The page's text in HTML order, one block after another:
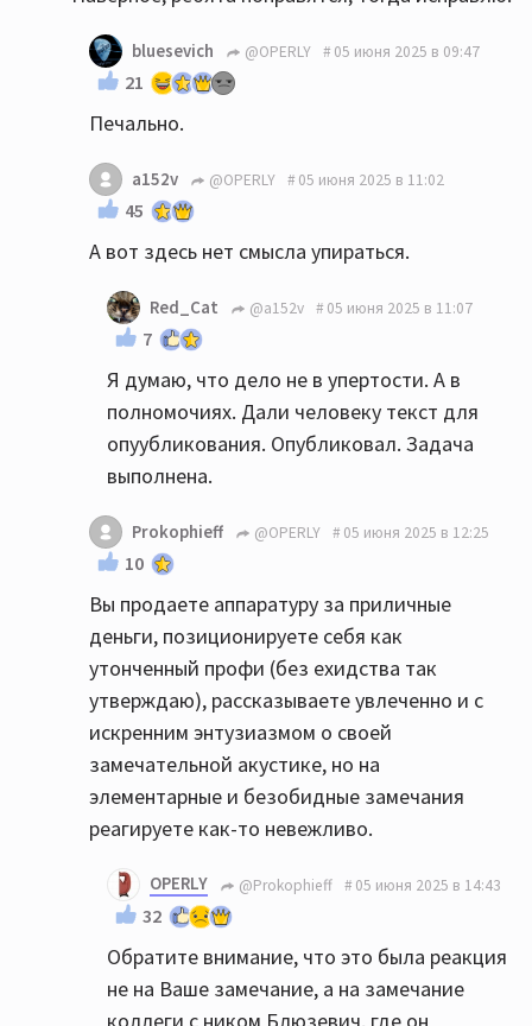
bluesevich @OPERLY 05 июня 2025 в 09:47
21
Печально.
a152v @OPERLY 05 июня 2025 в 11:02
45
А вот здесь нет смысла упираться.
Red_Cat @a152v 05 июня 2025 в 11:07
7
Я думаю, что дело не в упертости. А в
полномочиях. Дали человеку текст для
опуубликования. Опубликовал. Задача
выполнена.
Prokophieff @OPERLY 05 июня 2025 в 12:25
10
Вы продаете аппаратуру за приличные
деньги, позиционируете себя как
утонченный профи (без ехидства так
утверждаю), рассказываете увлеченно и с
искренним энтузиазмом о своей
замечательной акустике, но на
элементарные и безобидные замечания
реагируете как-то невежливо.
OPERLY @Prokophieff 05 июня 2025 в 14:43
32
Обратите внимание, что это была реакция
не на Ваше замечание, а на замечание